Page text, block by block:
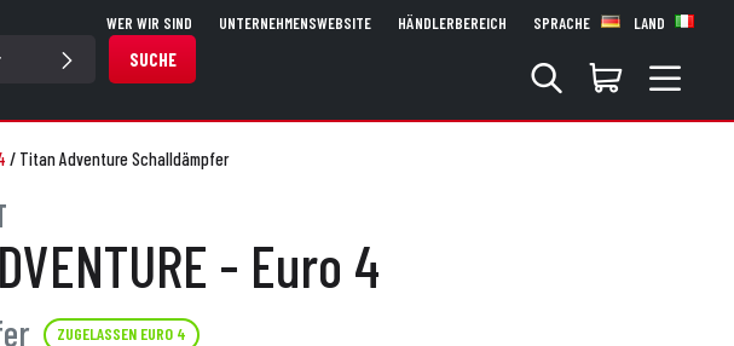
SUCHE
WER WIR SIND UNTERNEHMENSWEBSITE HÄNDLERBEREICH SPRACHE LAND
/ Titan Adventure Schalldämpfer
- Euro 4
ZUGELASSEN EURO 4